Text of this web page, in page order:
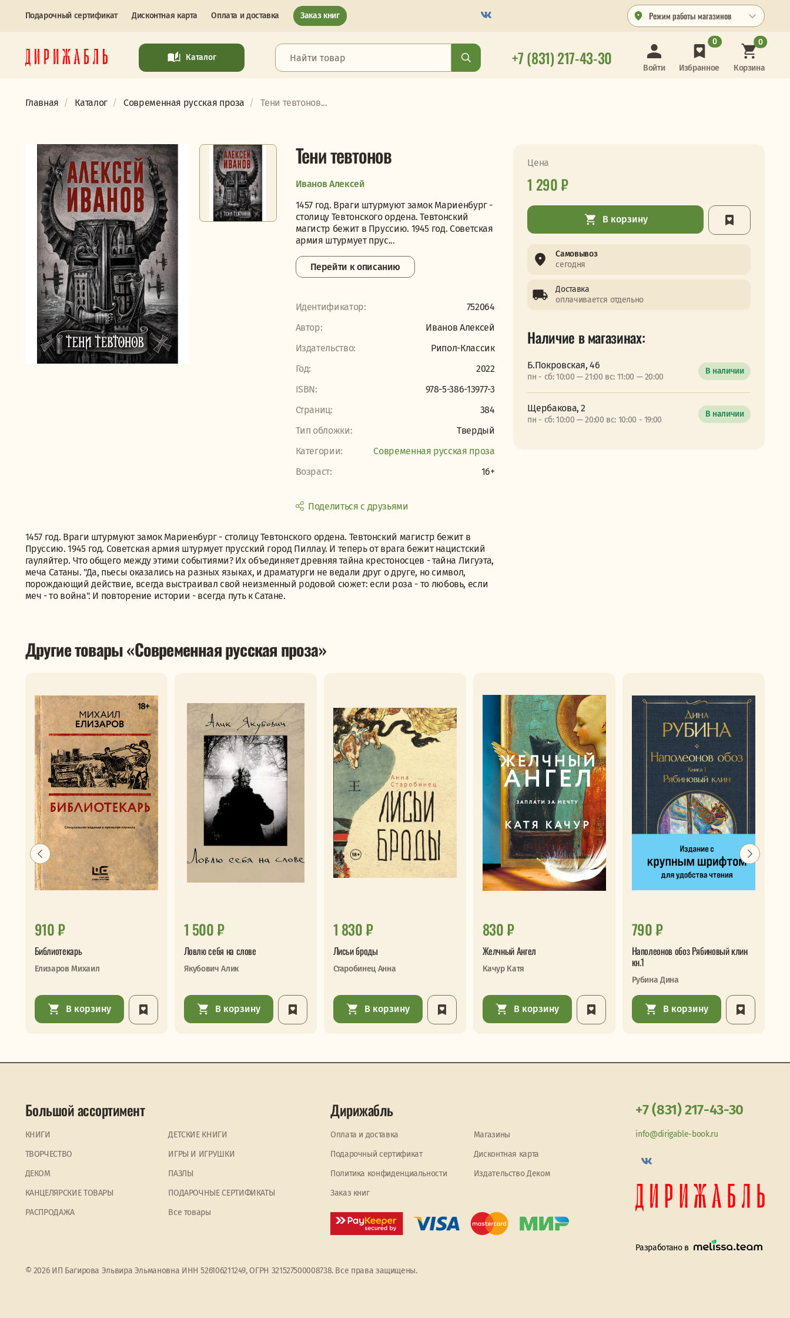
Подарочный сертификат Дисконтная карта Оплата и доставка Заказ книг Режим работы магазинов
Каталог +7 (831) 217-43-30 Войти Избранное
0
Корзина
0
Главная Каталог Современная русская проза Тени тевтонов...
Тени тевтонов
Иванов Алексей
1457 год. Враги штурмуют замок Мариенбург -
столицу Тевтонского ордена. Тевтонский
магистр бежит в Пруссию. 1945 год. Советская
армия штурмует прус...
Перейти к описанию
Идентификатор:
752064
Автор:
Иванов Алексей
Издательство:
Рипол-Классик
Год:
2022
ISBN:
978-5-386-13977-3
Страниц:
384
Тип обложки:
Твердый
Категории:
Современная русская проза
Возраст:
16+
Поделиться с друзьями
1457 год. Враги штурмуют замок Мариенбург - столицу Тевтонского ордена. Тевтонский магистр бежит в
Пруссию. 1945 год. Советская армия штурмует прусский город Пиллау. И теперь от врага бежит нацистский
гауляйтер. Что общего между этими событиями? Их объединяет древняя тайна крестоносцев - тайна Лигуэта,
меча Сатаны. "Да, пьесы оказались на разных языках, и драматурги не ведали друг о друге, но символ,
порождающий действие, всегда выстраивал свой неизменный родовой сюжет: если роза - то любовь, если
меч - то война". И повторение истории - всегда путь к Сатане.
Цена
1 290 ₽
В корзину
Самовывоз
сегодня
Доставка
оплачивается отдельно
Наличие в магазинах:
Б.Покровская, 46
пн - сб: 10:00 — 21:00 вс: 11:00 — 20:00
В наличии
Щербакова, 2
пн - сб: 10:00 — 20:00 вс: 10:00 - 19:00
В наличии
Другие товары «Современная русская проза»
910 ₽
Библиотекарь
Елизаров Михаил
В корзину
1 500 ₽
Ловлю себя на слове
Якубович Алик
В корзину
1 830 ₽
Лисьи броды
Старобинец Анна
В корзину
830 ₽
Желчный Ангел
Качур Катя
В корзину
790 ₽
Наполеонов обоз Рябиновый клин
кн.1
Рубина Дина
В корзину
Большой ассортимент
КНИГИ
ДЕТСКИЕ КНИГИ
ТВОРЧЕСТВО
ИГРЫ И ИГРУШКИ
ДЕКОМ
ПАЗЛЫ
КАНЦЕЛЯРСКИЕ ТОВАРЫ
ПОДАРОЧНЫЕ СЕРТИФИКАТЫ
PАСПРОДАЖА
Все товары
Дирижабль
Оплата и доставка
Магазины
Подарочный сертификат
Дисконтная карта
Политика конфиденциальности
Издательство Деком
Заказ книг
+7 (831) 217-43-30
info@dirigable-book.ru
Разработано в
© 2026 ИП Багирова Эльвира Эльмановна ИНН 526106211249, ОГРН 321527500008738. Все права защищены.